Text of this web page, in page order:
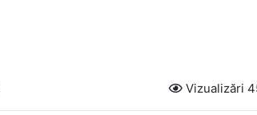
Vizualizări